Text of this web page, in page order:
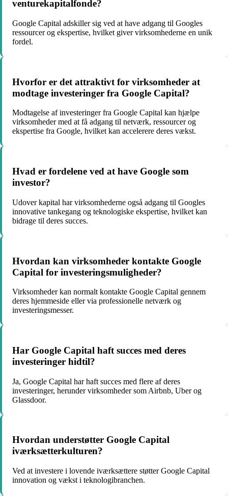
venturekapitalfonde?
Google Capital adskiller sig ved at have adgang til Googles
ressourcer og ekspertise, hvilket giver virksomhederne en unik
fordel.
Hvorfor er det attraktivt for virksomheder at
modtage investeringer fra Google Capital?
Modtagelse af investeringer fra Google Capital kan hjælpe
virksomheder med at få adgang til netværk, ressourcer og
ekspertise fra Google, hvilket kan accelerere deres vækst.
Hvad er fordelene ved at have Google som
investor?
Udover kapital har virksomhederne også adgang til Googles
innovative tankegang og teknologiske ekspertise, hvilket kan
bidrage til deres succes.
Hvordan kan virksomheder kontakte Google
Capital for investeringsmuligheder?
Virksomheder kan normalt kontakte Google Capital gennem
deres hjemmeside eller via professionelle netværk og
investeringsmesser.
Har Google Capital haft succes med deres
investeringer hidtil?
Ja, Google Capital har haft succes med flere af deres
investeringer, herunder virksomheder som Airbnb, Uber og
Glassdoor.
Hvordan understøtter Google Capital
iværksætterkulturen?
Ved at investere i lovende iværksættere støtter Google Capital
innovation og vækst i teknologibranchen.